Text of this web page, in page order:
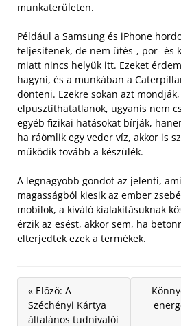
munkaterületen.
Például a Samsung és iPhone
teljesítenek, de nem ütés-, por- és
miatt nincs helyük itt. Ezeket
hagyni, és a munkában a
dönteni. Ezekre sokan azt
elpusztíthatatlanok, ugyanis nem
egyéb fizikai hatásokat bírják,
ha ráömlik egy veder víz, akkor is
működik tovább a készülék.
A legnagyobb gondot az jelenti,
magasságból kiesik az ember
mobilok, a kiváló kialakításuknak
érzik az esést, akkor sem, ha
elterjedtek ezek a termékek.
« Előző: A
Széchényi Kártya
általános tudnivalói